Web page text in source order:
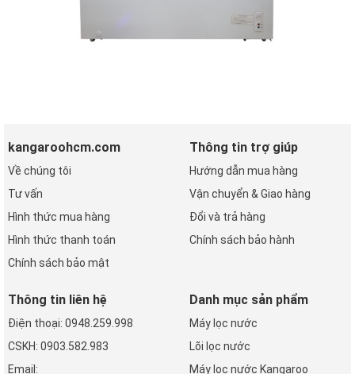
kangaroohcm.com
Về chúng tôi
Tư vấn
Hình thức mua hàng
Hình thức thanh toán
Chính sách bảo mật
Thông tin trợ giúp
Hướng dẫn mua hàng
Vận chuyển & Giao hàng
Đổi và trả hàng
Chính sách bảo hành
Thông tin liên hệ
Điện thoại: 0948.259.998
CSKH: 0903.582.983
Email:
Danh mục sản phẩm
Máy lọc nước
Lõi lọc nước
Máy lọc nước Kangaroo